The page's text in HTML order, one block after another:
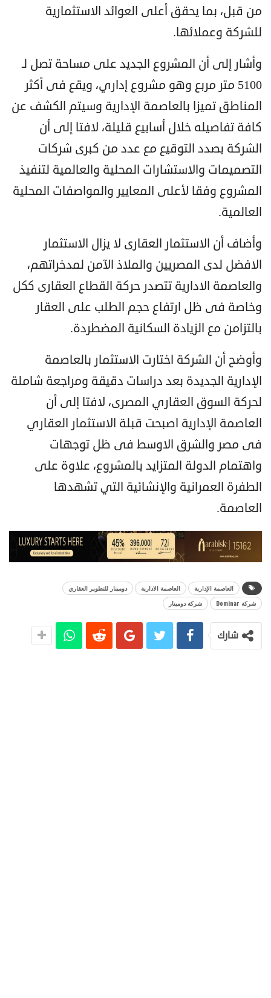
من قبل، بما يحقق أعلى العوائد الاستثمارية
للشركة وعملائها.
وأشار إلى أن المشروع الجديد على مساحة تصل لـ
5100 متر مربع وهو مشروع إداري، ويقع فى أكثر
المناطق تميزا بالعاصمة الإدارية وسيتم الكشف عن
كافة تفاصيله خلال أسابيع قليلة، لافتا إلى أن
الشركة بصدد التوقيع مع عدد من كبرى شركات
التصميمات والاستشارات المحلية والعالمية لتنفيذ
المشروع وفقا لأعلى المعايير والمواصفات المحلية
العالمية.
وأضاف أن الاستثمار العقارى لا يزال الاستثمار
الافضل لدى المصريين والملاذ الآمن لمدخراتهم،
والعاصمة الادارية تتصدر حركة القطاع العقارى ككل
وخاصة فى ظل ارتفاع حجم الطلب على العقار
بالتزامن مع الزيادة السكانية المضطردة.
وأوضح أن الشركة اختارت الاستثمار بالعاصمة
الإدارية الجديدة بعد دراسات دقيقة ومراجعة شاملة
لحركة السوق العقاري المصرى، لافتا إلى أن
العاصمة الإدارية اصبحت قبلة الاستثمار العقاري
فى مصر والشرق الاوسط فى ظل توجهات
واهتمام الدولة المتزايد بالمشروع، علاوة على
الطفرة العمرانية والإنشائية التي تشهدها
العاصمة.
العاصمة الإدارية العاصمة الادارية
دومينار للتطوير العقاري
شركة Dominar
شركة دومينار
شارك